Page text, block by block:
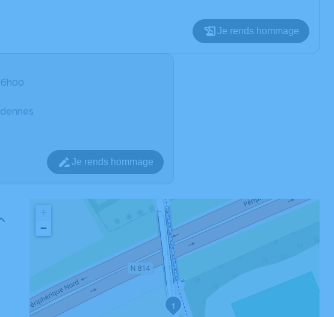
Je rends hommage
Je rends hommage
1
−